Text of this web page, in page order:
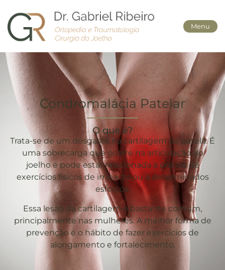
Menu
Condromalácia Patelar
O que é?
Trata-se de um desgaste na cartilagem da patela. É
uma sobrecarga que ocorre na articulação do
joelho e pode estar relacionada à prática de
exercícios físicos de impacto ou a determinados
esforços.
Essa lesão da cartilagem é bastante comum,
principalmente nas mulheres. A melhor forma de
prevenção é o hábito de fazer exercícios de
alongamento e fortalecimento.